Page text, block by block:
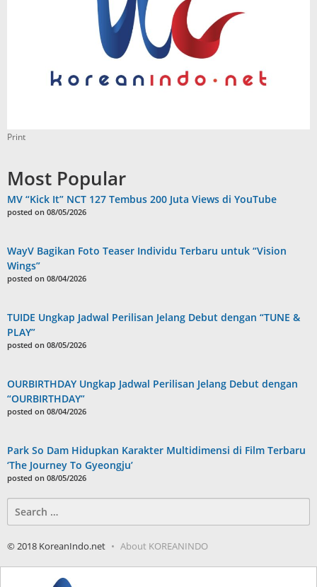
Print
Most Popular
MV “Kick It” NCT 127 Tembus 200 Juta Views di YouTube
posted on 08/05/2026
WayV Bagikan Foto Teaser Individu Terbaru untuk “Vision
Wings”
posted on 08/04/2026
TUIDE Ungkap Jadwal Perilisan Jelang Debut dengan “TUNE &
PLAY”
posted on 08/05/2026
OURBIRTHDAY Ungkap Jadwal Perilisan Jelang Debut dengan
“OURBIRTHDAY”
posted on 08/04/2026
Park So Dam Hidupkan Karakter Multidimensi di Film Terbaru
‘The Journey To Gyeongju’
posted on 08/05/2026
for:
© 2018 KoreanIndo.net About KOREANINDO